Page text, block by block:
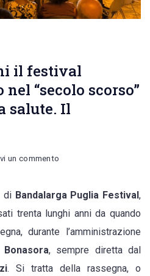
il festival
“secolo scorso”
salute. Il
un commento
30
anni
il
festival
Bandalarga
di Bandalarga Puglia Festival,
trenta lunghi anni da quando
durante l’amministrazione
Bonasora, sempre diretta dal
. Si tratta della rassegna, o